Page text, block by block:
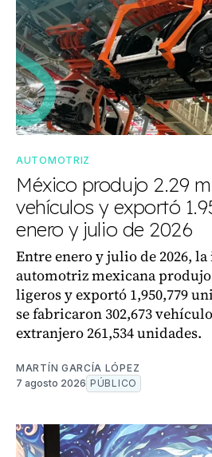
AUTOMOTRIZ
México produjo 2.29
vehículos y exportó
enero y julio de 2026
Entre enero y julio de 2026,
automotriz mexicana produjo
ligeros y exportó 1,950,779
se fabricaron 302,673
extranjero 261,534 unidades.
MARTÍN GARCÍA LÓPEZ
7 agosto 2026 PÚBLICO